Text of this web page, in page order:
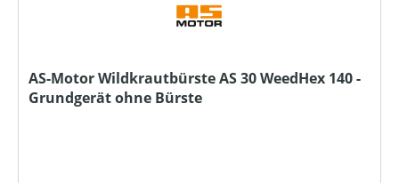
AS-Motor Wildkrautbürste AS 30 WeedHex 140 -
Grundgerät ohne Bürste